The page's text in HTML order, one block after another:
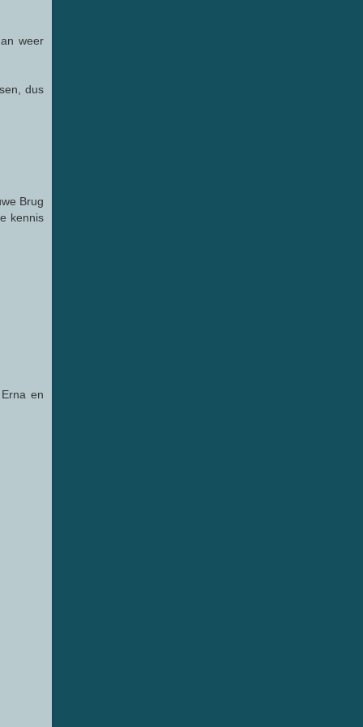
weer
dus
Brug
kennis
en